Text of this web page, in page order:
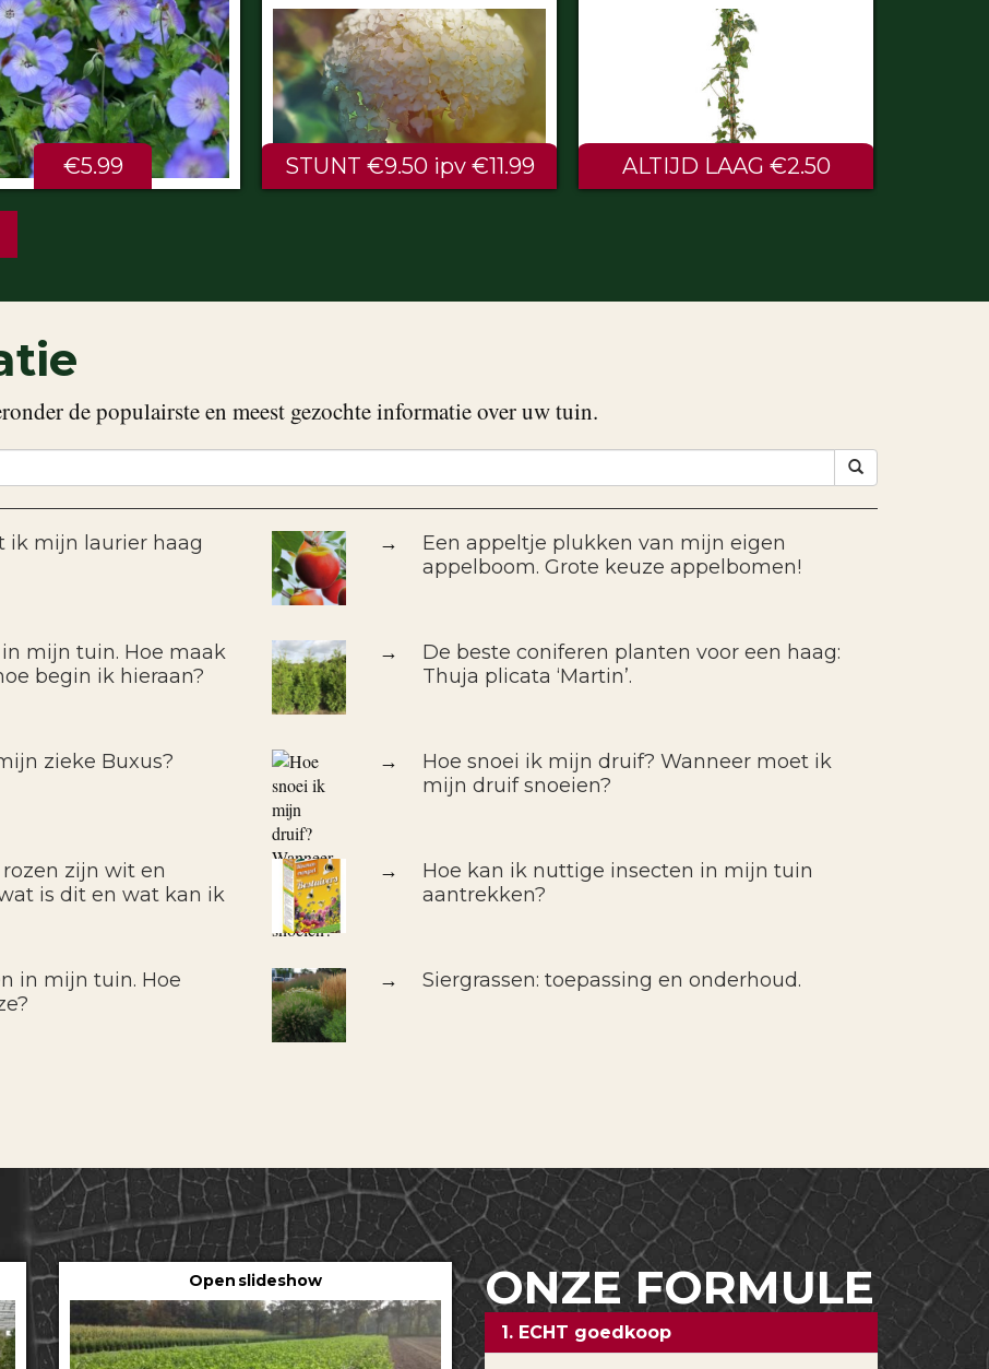
€9.50 ipv €11.99 ALTIJD LAAG €2.50 €0.60
de populairste en meest gezochte informatie over uw tuin.
ik mijn laurier haag
→
Een appeltje plukken van mijn eigen
appelboom. Grote keuze appelbomen!
mijn tuin. Hoe maak
begin ik hieraan?
→
De beste coniferen planten voor een haag:
Thuja plicata ‘Martin’.
zieke Buxus? →
Hoe snoei ik mijn druif? Wanneer moet ik
mijn druif snoeien?
zijn wit en
is dit en wat kan ik
→
Hoe kan ik nuttige insecten in mijn tuin
aantrekken?
in mijn tuin. Hoe
→ Siergrassen: toepassing en onderhoud.
Open slideshow ONZE FORMULE
1. ECHT goedkoop